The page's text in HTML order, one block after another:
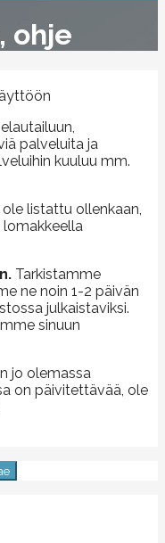
ohje
palveluita ja
kuuluu mm.
listattu ollenkaan,
Tarkistamme
ne noin 1-2 päivän
julkaistaviksi.
sinuun
jo olemassa
on päivitettävää, ole